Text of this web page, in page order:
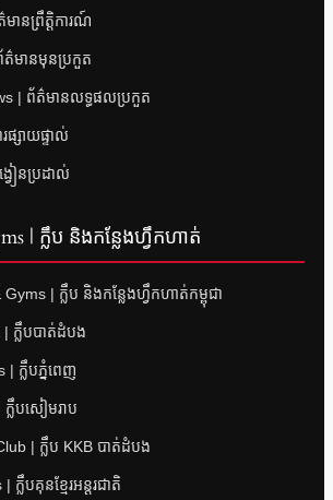
ានព្រឹត្តិការណ៍
មានមុនប្រកួត
| ព័ត៌មានលទ្ធផលប្រកួត
ផ្សាយផ្ទាល់
ៀនប្រដាល់
| ក្លឹប និងកន្លែងហ្វឹកហាត់
| ក្លឹប និងកន្លែងហ្វឹកហាត់កម្ពុជា
ក្លឹបបាត់ដំបង
ក្លឹបភ្នំពេញ
លឹបសៀមរាប
| ក្លឹប KKB បាត់ដំបង
លឹបគុនខ្មែរអន្តរជាតិ